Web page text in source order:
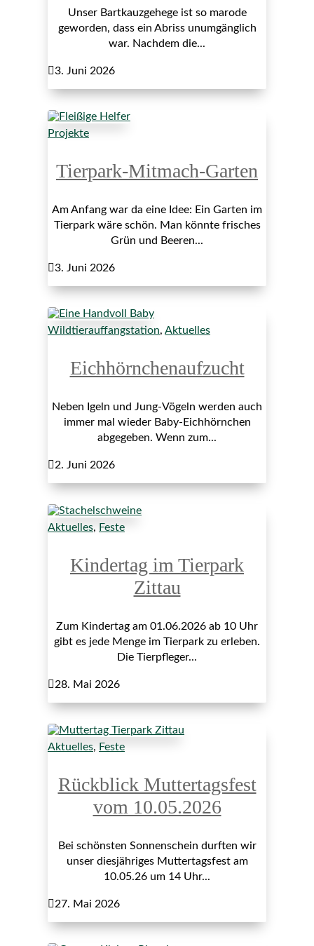
Unser Bartkauzgehege ist so marode
geworden, dass ein Abriss unumgänglich
war. Nachdem die...
3. Juni 2026
Projekte
Tierpark-Mitmach-Garten
Am Anfang war da eine Idee: Ein Garten im
Tierpark wäre schön. Man könnte frisches
Grün und Beeren...
3. Juni 2026
Wildtierauffangstation, Aktuelles
Eichhörnchenaufzucht
Neben Igeln und Jung-Vögeln werden auch
immer mal wieder Baby-Eichhörnchen
abgegeben. Wenn zum...
2. Juni 2026
Aktuelles, Feste
Kindertag im Tierpark
Zittau
Zum Kindertag am 01.06.2026 ab 10 Uhr
gibt es jede Menge im Tierpark zu erleben.
Die Tierpfleger...
28. Mai 2026
Aktuelles, Feste
Rückblick Muttertagsfest
vom 10.05.2026
Bei schönsten Sonnenschein durften wir
unser diesjähriges Muttertagsfest am
10.05.26 um 14 Uhr...
27. Mai 2026